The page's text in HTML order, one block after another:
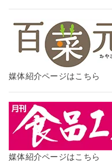
媒体紹介ページはこちら
媒体紹介ページはこちら